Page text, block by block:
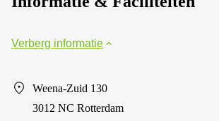
Verberg informatie
Weena-Zuid 130
3012 NC Rotterdam